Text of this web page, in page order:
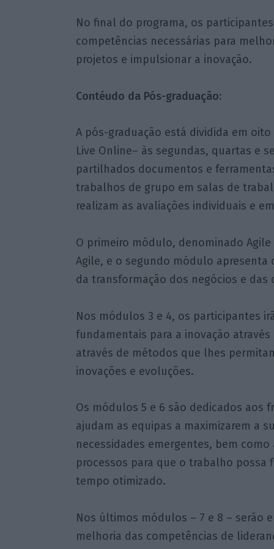
No final do programa, os
competências necessárias para
projetos e impulsionar a inovação.
Contéudo da Pós-graduação:
A pós-graduação está dividida em
Live Online– às segundas, quartas e
partilhados documentos e
trabalhos de grupo em salas de
realizam as avaliações individuais e
O primeiro módulo, denominado
Agile, e o segundo módulo
da transformação dos negócios e das
Nos módulos 3 e 4, os participantes
fundamentais para a inovação
através de métodos que lhes
inovações e evoluções.
Os módulos 5 e 6 são dedicados aos
ajudam as equipas a maximizarem a
necessidades emergentes, bem
processos para que o trabalho
tempo otimizado.
Nos últimos módulos – 7 e 8 – serão
melhoria das competências de